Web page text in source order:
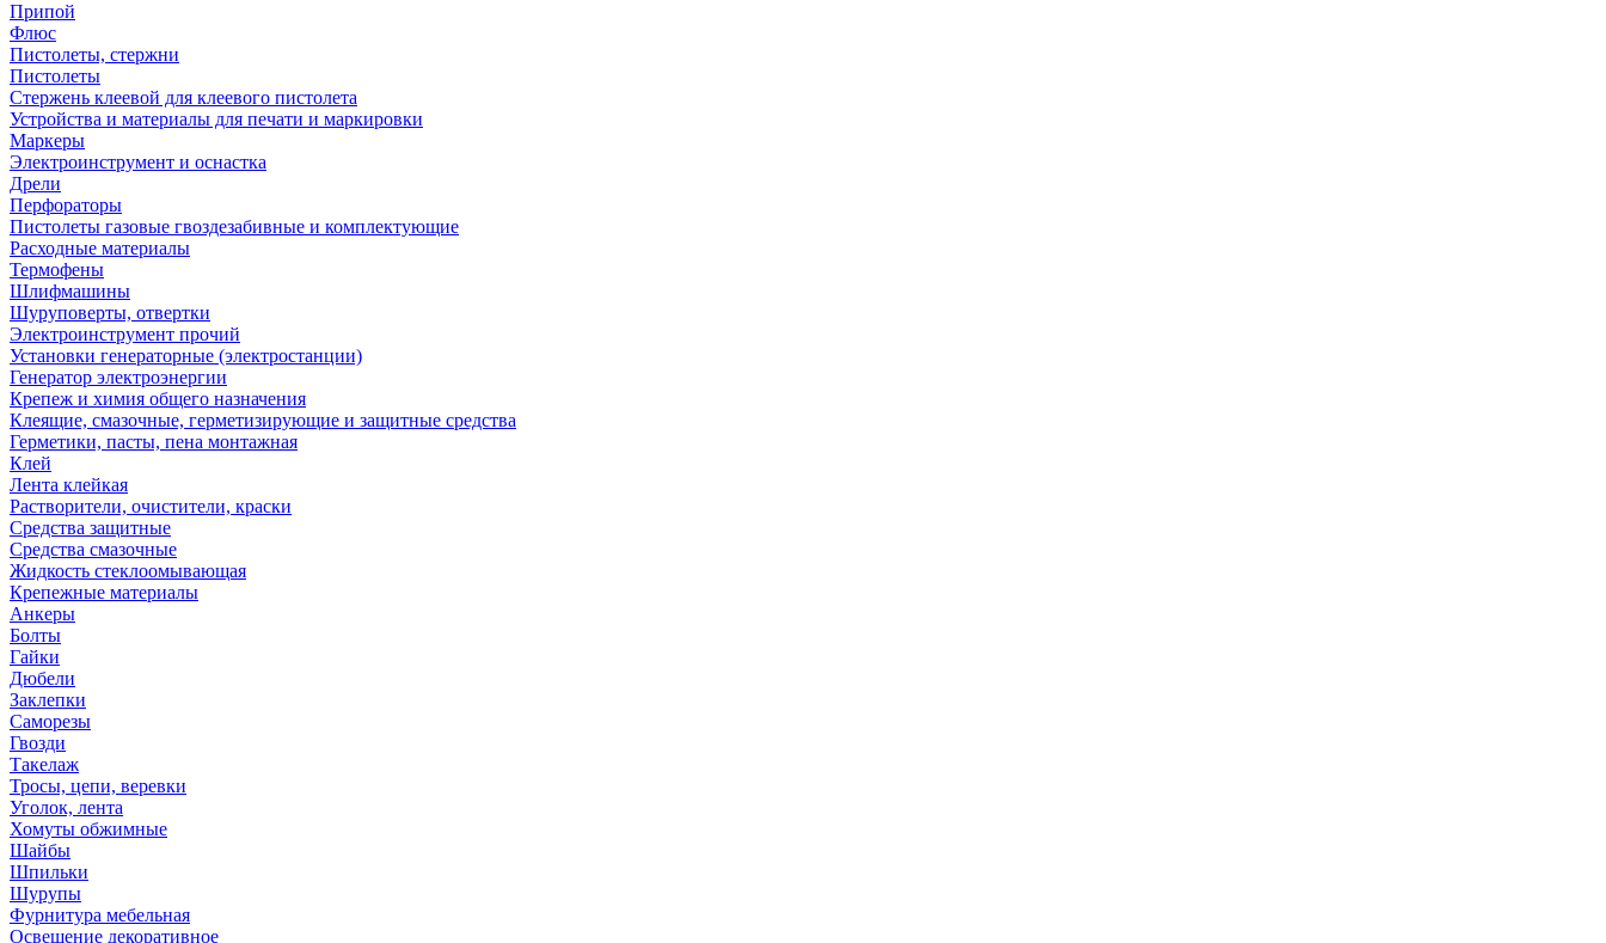
Припой
Флюс
Пистолеты, стержни
Пистолеты
Стержень клеевой для клеевого пистолета
Устройства и материалы для печати и маркировки
Маркеры
Электроинструмент и оснастка
Дрели
Перфораторы
Пистолеты газовые гвоздезабивные и комплектующие
Расходные материалы
Термофены
Шлифмашины
Шуруповерты, отвертки
Электроинструмент прочий
Установки генераторные (электростанции)
Генератор электроэнергии
Крепеж и химия общего назначения
Клеящие, смазочные, герметизирующие и защитные средства
Герметики, пасты, пена монтажная
Клей
Лента клейкая
Растворители, очистители, краски
Средства защитные
Средства смазочные
Жидкость стеклоомывающая
Крепежные материалы
Анкеры
Болты
Гайки
Дюбели
Заклепки
Саморезы
Гвозди
Такелаж
Тросы, цепи, веревки
Уголок, лента
Хомуты обжимные
Шайбы
Шпильки
Шурупы
Фурнитура мебельная
Освещение декоративное